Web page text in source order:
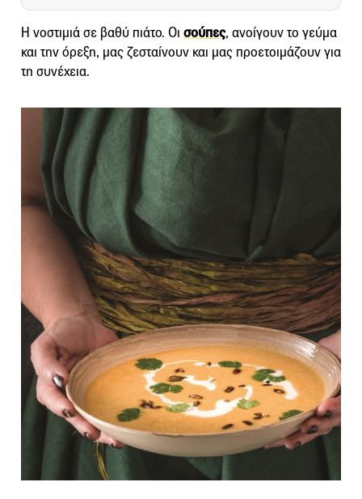
Η νοστιμιά σε βαθύ πιάτο. Οι σούπες, ανοίγουν το γεύμα
και την όρεξη, μας ζεσταίνουν και μας προετοιμάζουν για
τη συνέχεια.